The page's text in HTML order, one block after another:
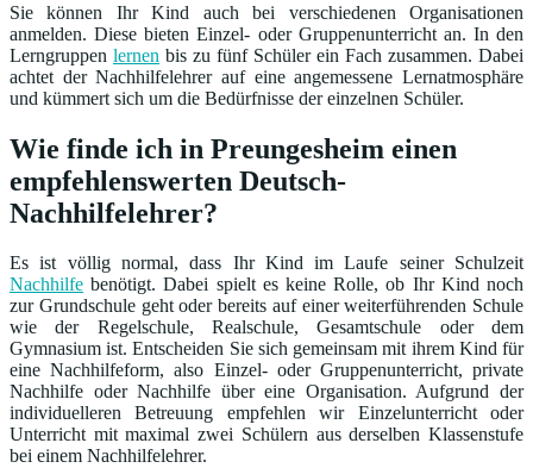
Sie können Ihr Kind auch bei verschiedenen Organisationen
anmelden. Diese bieten Einzel- oder Gruppenunterricht an. In den
Lerngruppen lernen bis zu fünf Schüler ein Fach zusammen. Dabei
achtet der Nachhilfelehrer auf eine angemessene Lernatmosphäre
und kümmert sich um die Bedürfnisse der einzelnen Schüler.
Wie finde ich in Preungesheim einen
empfehlenswerten Deutsch-
Nachhilfelehrer?
Es ist völlig normal, dass Ihr Kind im Laufe seiner Schulzeit
Nachhilfe benötigt. Dabei spielt es keine Rolle, ob Ihr Kind noch
zur Grundschule geht oder bereits auf einer weiterführenden Schule
wie der Regelschule, Realschule, Gesamtschule oder dem
Gymnasium ist. Entscheiden Sie sich gemeinsam mit ihrem Kind für
eine Nachhilfeform, also Einzel- oder Gruppenunterricht, private
Nachhilfe oder Nachhilfe über eine Organisation. Aufgrund der
individuelleren Betreuung empfehlen wir Einzelunterricht oder
Unterricht mit maximal zwei Schülern aus derselben Klassenstufe
bei einem Nachhilfelehrer.